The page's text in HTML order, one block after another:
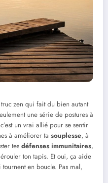
zen qui fait du bien autant
une série de postures à
un vrai allié pour se sentir
à améliorer ta souplesse, à
tes défenses immunitaires,
ton tapis. Et oui, ça aide
en boucle. Pas mal,